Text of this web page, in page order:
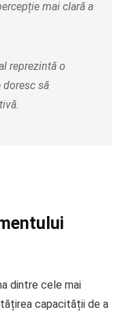
mai clară a
reprezintă o
doresc să
dintre cele mai
capacității de a